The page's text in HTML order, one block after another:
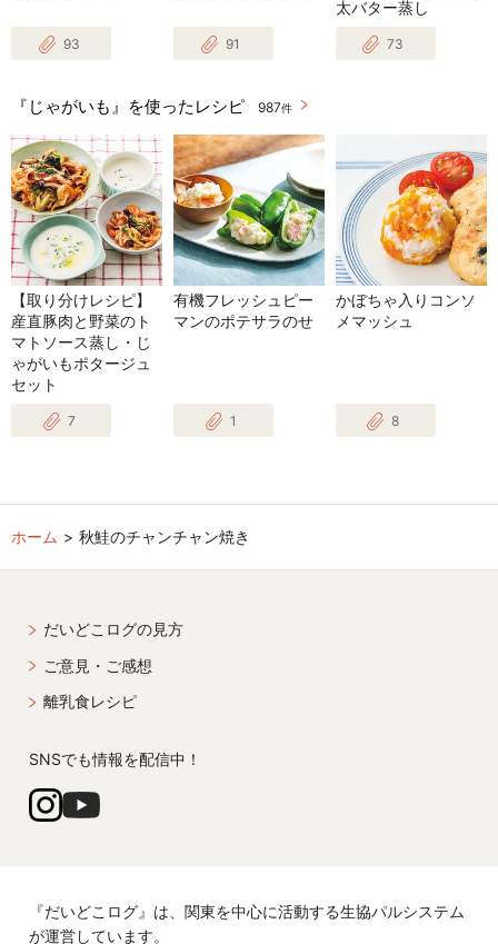
93 91
太バター蒸し
73
『じゃがいも』を使ったレシピ 987件
【取り分けレシピ】
産直豚肉と野菜のト
マトソース蒸し・じ
ゃがいもポタージュ
セット
7
有機フレッシュピー
マンのポテサラのせ
1
かぼちゃ入りコンソ
メマッシュ
8
ホーム 秋鮭のチャンチャン焼き
だいどこログの見方
ご意見・ご感想
離乳食レシピ
SNSでも情報を配信中！
『だいどこログ』は、関東を中心に活動する生協パルシステム
が運営しています。